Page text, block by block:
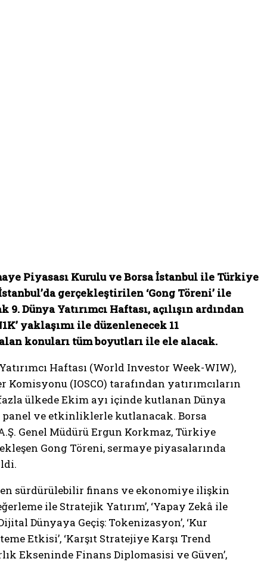
Piyasası Kurulu ve Borsa İstanbul ile Türkiye
gerçekleştirilen ‘Gong Töreni’ ile
Yatırımcı Haftası, açılışın ardından
yaklaşımı ile düzenlenecek 11
konuları tüm boyutları ile ele alacak.
Haftası (World Investor Week-WIW),
(IOSCO) tarafından yatırımcıların
ülkede Ekim ayı içinde kutlanan Dünya
panel ve etkinliklerle kutlanacak. Borsa
Genel Müdürü Ergun Korkmaz, Türkiye
Gong Töreni, sermaye piyasalarında
sürdürülebilir finans ve ekonomiye ilişkin
ile Stratejik Yatırım’, ‘Yapay Zekâ ile
Dünyaya Geçiş: Tokenizasyon’, ‘Kur
Etkisi’, ‘Karşıt Stratejiye Karşı Trend
Ekseninde Finans Diplomasisi ve Güven’,